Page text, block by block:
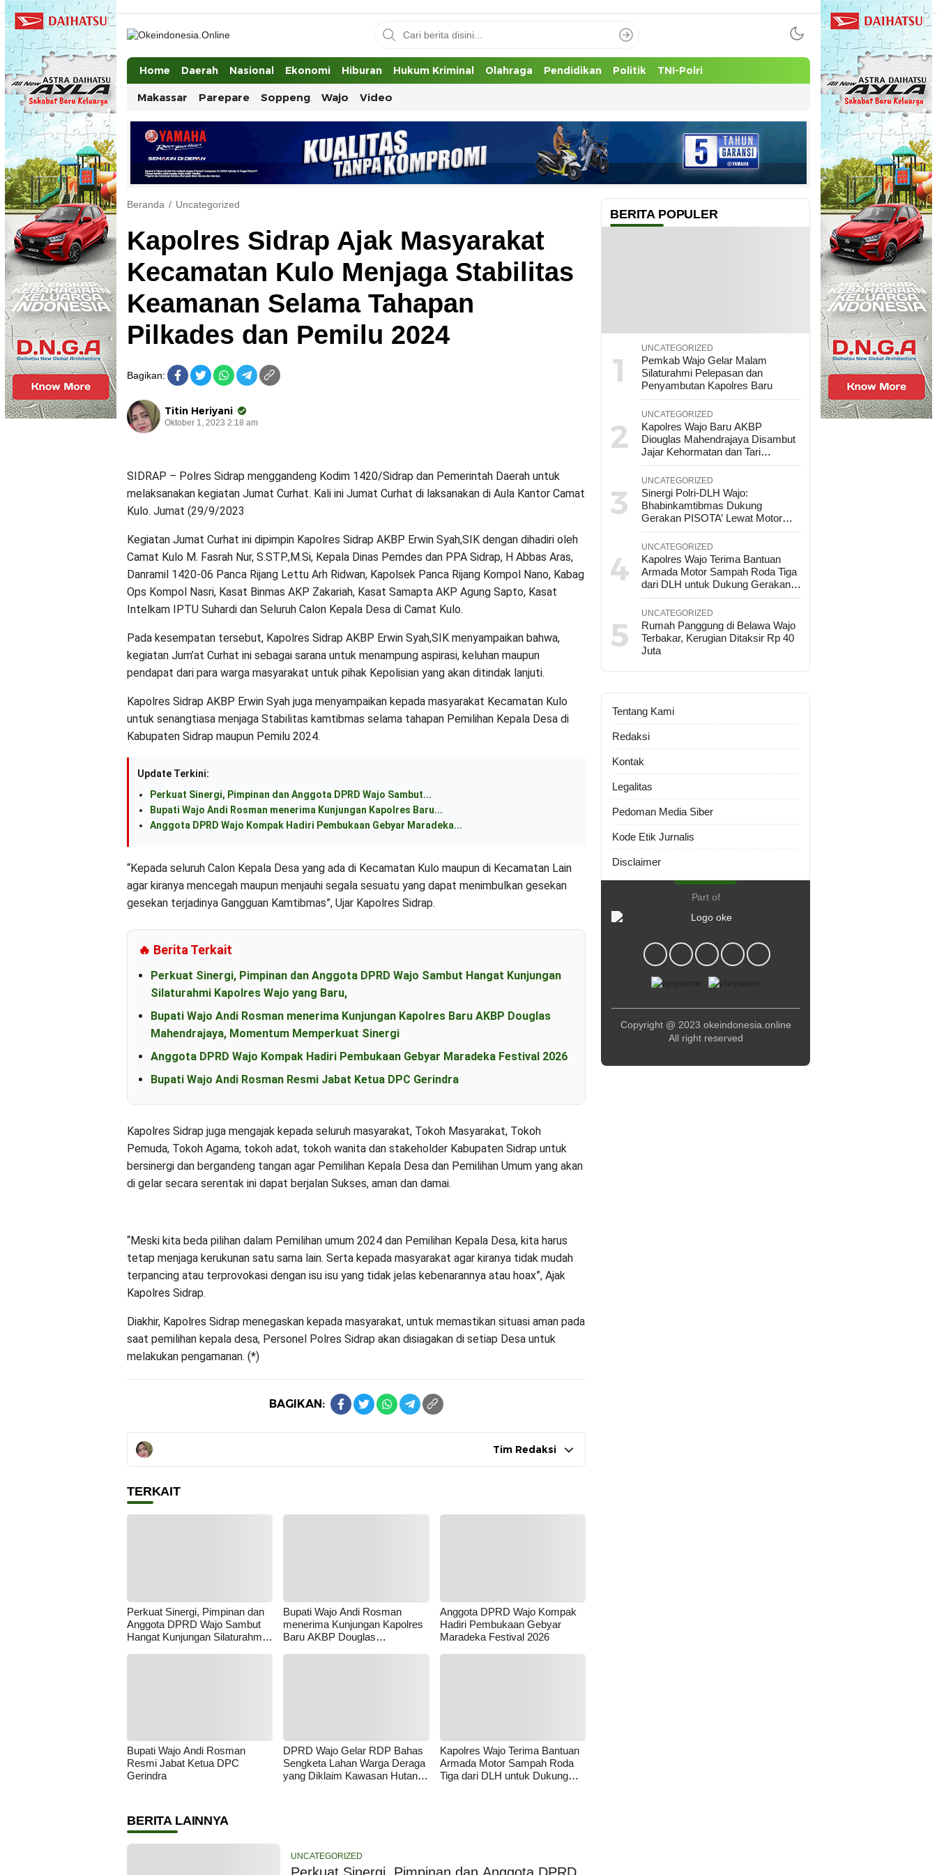
Okeindonesia.Online
Mengonlinekan Indonesia Secara Utuh
Home Daerah Nasional Ekonomi Hiburan Hukum Kriminal Olahraga Pendidikan Politik TNI-Polri
Makassar Parepare Soppeng Wajo Video
Beranda Uncategorized
Kapolres Sidrap Ajak Masyarakat
Kecamatan Kulo Menjaga Stabilitas
Keamanan Selama Tahapan
Pilkades dan Pemilu 2024
Bagikan:
Titin Heriyani
Oktober 1, 2023 2:18 am
SIDRAP – Polres Sidrap menggandeng Kodim 1420/Sidrap dan Pemerintah Daerah untuk
melaksanakan kegiatan Jumat Curhat. Kali ini Jumat Curhat di laksanakan di Aula Kantor Camat
Kulo. Jumat (29/9/2023
Kegiatan Jumat Curhat ini dipimpin Kapolres Sidrap AKBP Erwin Syah,SIK dengan dihadiri oleh
Camat Kulo M. Fasrah Nur, S.STP.,M.Si, Kepala Dinas Pemdes dan PPA Sidrap, H Abbas Aras,
Danramil 1420-06 Panca Rijang Lettu Arh Ridwan, Kapolsek Panca Rijang Kompol Nano, Kabag
Ops Kompol Nasri, Kasat Binmas AKP Zakariah, Kasat Samapta AKP Agung Sapto, Kasat
Intelkam IPTU Suhardi dan Seluruh Calon Kepala Desa di Camat Kulo.
Pada kesempatan tersebut, Kapolres Sidrap AKBP Erwin Syah,SIK menyampaikan bahwa,
kegiatan Jum’at Curhat ini sebagai sarana untuk menampung aspirasi, keluhan maupun
pendapat dari para warga masyarakat untuk pihak Kepolisian yang akan ditindak lanjuti.
Kapolres Sidrap AKBP Erwin Syah juga menyampaikan kepada masyarakat Kecamatan Kulo
untuk senangtiasa menjaga Stabilitas kamtibmas selama tahapan Pemilihan Kepala Desa di
Kabupaten Sidrap maupun Pemilu 2024.
Update Terkini:
Perkuat Sinergi, Pimpinan dan Anggota DPRD Wajo Sambut...
Bupati Wajo Andi Rosman menerima Kunjungan Kapolres Baru...
Anggota DPRD Wajo Kompak Hadiri Pembukaan Gebyar Maradeka...
“Kepada seluruh Calon Kepala Desa yang ada di Kecamatan Kulo maupun di Kecamatan Lain
agar kiranya mencegah maupun menjauhi segala sesuatu yang dapat menimbulkan gesekan
gesekan terjadinya Gangguan Kamtibmas”, Ujar Kapolres Sidrap.
🔥 Berita Terkait
Perkuat Sinergi, Pimpinan dan Anggota DPRD Wajo Sambut Hangat Kunjungan
Silaturahmi Kapolres Wajo yang Baru,
Bupati Wajo Andi Rosman menerima Kunjungan Kapolres Baru AKBP Douglas
Mahendrajaya, Momentum Memperkuat Sinergi
Anggota DPRD Wajo Kompak Hadiri Pembukaan Gebyar Maradeka Festival 2026
Bupati Wajo Andi Rosman Resmi Jabat Ketua DPC Gerindra
Kapolres Sidrap juga mengajak kepada seluruh masyarakat, Tokoh Masyarakat, Tokoh
Pemuda, Tokoh Agama, tokoh adat, tokoh wanita dan stakeholder Kabupaten Sidrap untuk
bersinergi dan bergandeng tangan agar Pemilihan Kepala Desa dan Pemilihan Umum yang akan
di gelar secara serentak ini dapat berjalan Sukses, aman dan damai.
“Meski kita beda pilihan dalam Pemilihan umum 2024 dan Pemilihan Kepala Desa, kita harus
tetap menjaga kerukunan satu sama lain. Serta kepada masyarakat agar kiranya tidak mudah
terpancing atau terprovokasi dengan isu isu yang tidak jelas kebenarannya atau hoax”, Ajak
Kapolres Sidrap.
Diakhir, Kapolres Sidrap menegaskan kepada masyarakat, untuk memastikan situasi aman pada
saat pemilihan kepala desa, Personel Polres Sidrap akan disiagakan di setiap Desa untuk
melakukan pengamanan. (*)
BAGIKAN:
Tim Redaksi
TERKAIT
Perkuat Sinergi, Pimpinan dan
Anggota DPRD Wajo Sambut
Hangat Kunjungan Silaturahmi
Bupati Wajo Andi Rosman
menerima Kunjungan Kapolres
Baru AKBP Douglas
Anggota DPRD Wajo Kompak
Hadiri Pembukaan Gebyar
Maradeka Festival 2026
Bupati Wajo Andi Rosman
Resmi Jabat Ketua DPC
Gerindra
DPRD Wajo Gelar RDP Bahas
Sengketa Lahan Warga Deraga
yang Diklaim Kawasan Hutan
Kapolres Wajo Terima Bantuan
Armada Motor Sampah Roda
Tiga dari DLH untuk Dukung
BERITA LAINNYA
UNCATEGORIZED
BERITA POPULER
1
UNCATEGORIZED
Pemkab Wajo Gelar Malam
Silaturahmi Pelepasan dan
Penyambutan Kapolres Baru
2
UNCATEGORIZED
Kapolres Wajo Baru AKBP
Diouglas Mahendrajaya Disambut
Jajar Kehormatan dan Tari
Padduppa
3
UNCATEGORIZED
Sinergi Polri-DLH Wajo:
Bhabinkamtibmas Dukung
Gerakan PISOTA’ Lewat Motor
Sampah
4
UNCATEGORIZED
Kapolres Wajo Terima Bantuan
Armada Motor Sampah Roda Tiga
dari DLH untuk Dukung Gerakan
Peduli Lingkungan
5
UNCATEGORIZED
Rumah Panggung di Belawa Wajo
Terbakar, Kerugian Ditaksir Rp 40
Juta
Tentang Kami
Redaksi
Kontak
Legalitas
Pedoman Media Siber
Kode Etik Jurnalis
Disclaimer
Part of
Copyright @ 2023 okeindonesia.online
All right reserved